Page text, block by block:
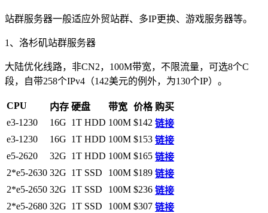
站群服务器一般适应外贸站群、多IP更换、游戏服务器等。
1、洛杉矶站群服务器
大陆优化线路，非CN2，100M带宽，不限流量，可选8个C
段，自带258个IPv4（142美元的例外，为130个IP）。
CPU 内存 硬盘 带宽 价格 购买
e3-1230
16G 1T HDD 100M $142 链接
e3-1230
16G 1T HDD 100M $153 链接
e5-2620
32G 1T HDD 100M $165 链接
2*e5-2630 32G 1T SSD 100M $189 链接
2*e5-2650 32G 1T SSD 100M $236 链接
2*e5-2680 32G 1T SSD 100M $307 链接